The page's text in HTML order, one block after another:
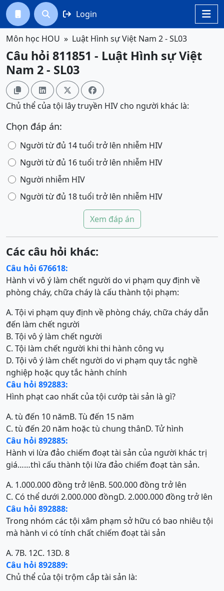

  Login
Môn học HOU Luật Hình sự Việt Nam 2 - SL03
Câu hỏi 811851 - Luật Hình sự Việt
Nam 2 - SL03
   
Chủ thể của tội lây truyền HIV cho người khác là:
Chọn đáp án:
Người từ đủ 14 tuổi trở lên nhiễm HIV
Người từ đủ 16 tuổi trở lên nhiễm HIV
Người nhiễm HIV
Người từ đủ 18 tuổi trở lên nhiễm HIV
Xem đáp án
Các câu hỏi khác:
Câu hỏi 676618:
Hành vi vô ý làm chết người do vi phạm quy định về
phòng cháy, chữa cháy là cấu thành tội phạm:
A. Tội vi phạm quy định về phòng cháy, chữa cháy dẫn
đến làm chết người
B. Tội vô ý làm chết người
C. Tội làm chết người khi thi hành công vụ
D. Tội vô ý làm chết người do vi phạm quy tắc nghề
nghiệp hoặc quy tắc hành chính
Câu hỏi 892883:
Hình phạt cao nhất của tội cướp tài sản là gì?
A. tù đến 10 nămB. Tù đến 15 năm
C. tù đến 20 năm hoặc tù chung thânD. Tử hình
Câu hỏi 892885:
Hành vi lừa đảo chiếm đoạt tài sản của người khác trị
giá……thì cấu thành tội lừa đảo chiếm đoạt tàn sản.
A. 1.000.000 đồng trở lênB. 500.000 đồng trở lên
C. Có thể dưới 2.000.000 đồngD. 2.000.000 đồng trở lên
Câu hỏi 892888:
Trong nhóm các tội xâm phạm sở hữu có bao nhiêu tội
mà hành vi có tính chất chiếm đoạt tài sản
A. 7B. 12C. 13D. 8
Câu hỏi 892889:
Chủ thể của tội trộm cắp tài sản là: